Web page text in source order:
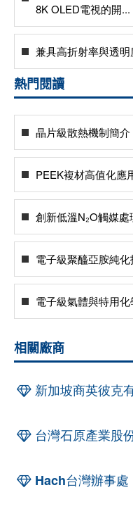
8K OLED電視的開...
兼具高折射率與透
熱門閱讀
晶片級散熱機制簡介
PEEK複材高值化應
創新低溫N₂O觸媒處
電子級聚醯亞胺純
電子級氣體與特用
相關廠商
新加坡商英彼克
台灣石原產業股
Hach台灣辦事處